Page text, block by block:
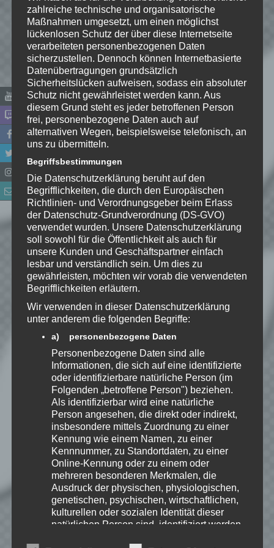
Name*
E-Mail-Adresse*
Website
*Ich habe die
Datenschutzerklärungzur
Kenntnis genommen. Ich stimme
zu, dass meine Angaben dauerhaft
Benachrichtige mich über
Mail.
Benachrichtige mich über neue
Beiträge via E-Mail.
EmKa
Ich bin leidenschaftlicher
Gamer und schaue mir
eigentlich alles Neue an.
Jedes Spiel hat seine faire
zahlreiche technische und organisatorische
Maßnahmen umgesetzt, um einen möglichst
lückenlosen Schutz der über diese Internetseite
verarbeiteten personenbezogenen Daten
sicherzustellen. Dennoch können Internetbasierte
Datenübertragungen grundsätzlich
Sicherheitslücken aufweisen, sodass ein absoluter
Schutz nicht gewährleistet werden kann. Aus
diesem Grund steht es jeder betroffenen Person
frei, personenbezogene Daten auch auf
alternativen Wegen, beispielsweise telefonisch, an
uns zu übermitteln.
Begriffsbestimmungen
Die Datenschutzerklärung beruht auf den
Begrifflichkeiten, die durch den Europäischen
Richtlinien- und Verordnungsgeber beim Erlass
der Datenschutz-Grundverordnung (DS-GVO)
verwendet wurden. Unsere Datenschutzerklärung
soll sowohl für die Öffentlichkeit als auch für
unsere Kunden und Geschäftspartner einfach
lesbar und verständlich sein. Um dies zu
gewährleisten, möchten wir vorab die verwendeten
Begrifflichkeiten erläutern.
Wir verwenden in dieser Datenschutzerklärung
unter anderem die folgenden Begriffe:
a) personenbezogene Daten
Personenbezogene Daten sind alle
Informationen, die sich auf eine identifizierte
oder identifizierbare natürliche Person (im
Folgenden „betroffene Person") beziehen.
Als identifizierbar wird eine natürliche
Person angesehen, die direkt oder indirekt,
insbesondere mittels Zuordnung zu einer
Kennung wie einem Namen, zu einer
Kennnummer, zu Standortdaten, zu einer
Online-Kennung oder zu einem oder
mehreren besonderen Merkmalen, die
Ausdruck der physischen, physiologischen,
genetischen, psychischen, wirtschaftlichen,
kulturellen oder sozialen Identität dieser
natürlichen Person sind, identifiziert werden